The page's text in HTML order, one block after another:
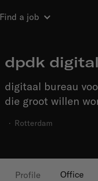
Find a job
dpdk
digitaal bureau
die groot willen
· Rotterdam
Profile Office